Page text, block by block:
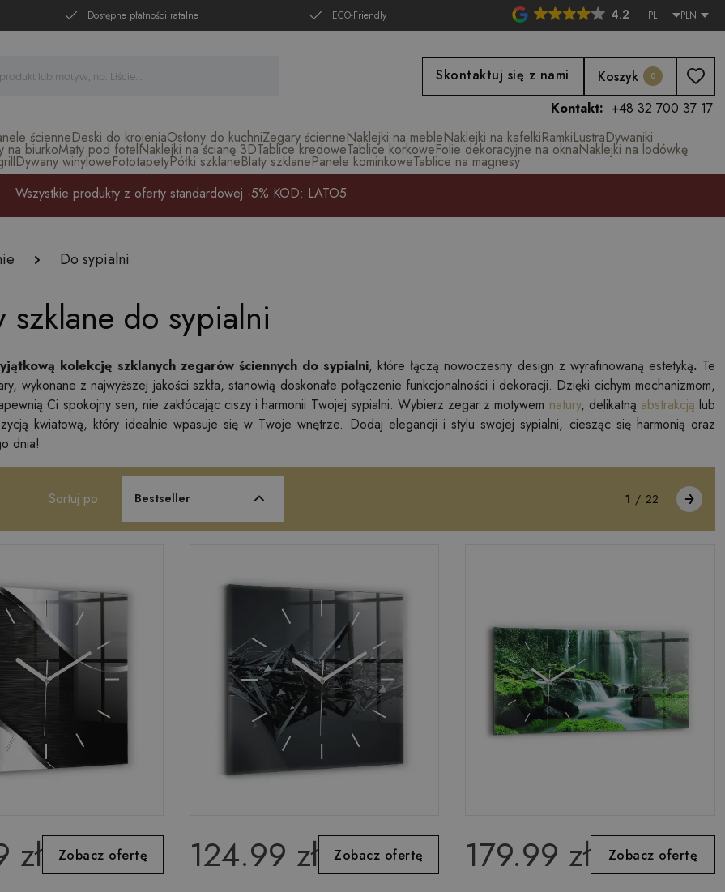
Dostępne płatności ratalne ECO-Friendly 4.2 PL PLN
Skontaktuj się z nami Koszyk 0
Kontakt: +48 32 700 37 17
ścienneDeski do krojeniaOsłony do kuchniZegary ścienneNaklejki na mebleNaklejki na kafelkiRamkiLustraDywaniki
na biurkoMaty pod fotelNaklejki na ścianę 3DTablice kredoweTablice korkoweFolie dekoracyjne na oknaNaklejki na lodówkę
Dywany winyloweFototapetyPółki szklaneBlaty szklanePanele kominkoweTablice na magnesy
Wszystkie produkty z oferty standardowej -5% KOD: LATO5
Do sypialni
szklane do sypialni
kolekcję szklanych zegarów ściennych do sypialni, które łączą nowoczesny design z wyrafinowaną estetyką. Te
wykonane z najwyższej jakości szkła, stanowią doskonałe połączenie funkcjonalności i dekoracji. Dzięki cichym mechanizmom,
Ci spokojny sen, nie zakłócając ciszy i harmonii Twojej sypialni. Wybierz zegar z motywem natury, delikatną abstrakcją lub
kwiatową, który idealnie wpasuje się w Twoje wnętrze. Dodaj elegancji i stylu swojej sypialni, ciesząc się harmonią oraz
dnia!
Sortuj po: Bestseller 1 / 22
zł Zobacz ofertę 124.99 zł Zobacz ofertę 179.99 zł Zobacz ofertę